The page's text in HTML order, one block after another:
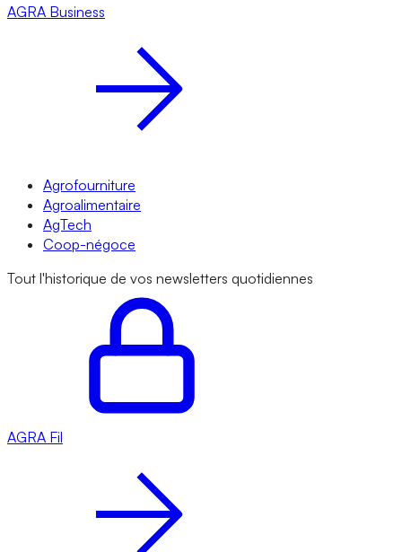
AGRA Business
Agrofourniture
Agroalimentaire
AgTech
Coop-négoce
Tout l'historique de vos newsletters quotidiennes
AGRA Fil